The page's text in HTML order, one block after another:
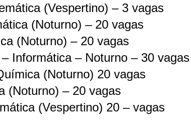
(Vespertino) – 3 vagas
(Noturno) – 20 vagas
(Noturno) – 20 vagas
Informática – Noturno – 30 vagas
(Noturno) 20 vagas
(Noturno) – 20 vagas
(Vespertino) 20 – vagas